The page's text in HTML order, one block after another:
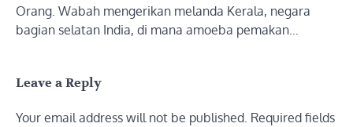
Orang. Wabah mengerikan melanda Kerala, negara
bagian selatan India, di mana amoeba pemakan…
Leave a Reply
Your email address will not be published. Required fields